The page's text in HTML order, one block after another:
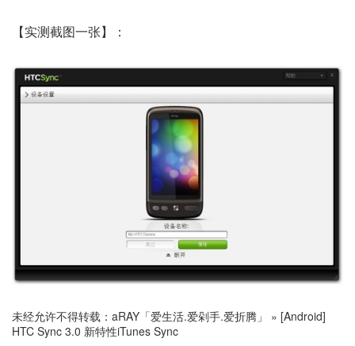
【实测截图一张】：
未经允许不得转载： aRAY「爱生活.爱剁手.爱折腾」 » [Android]
HTC Sync 3.0 新特性iTunes Sync